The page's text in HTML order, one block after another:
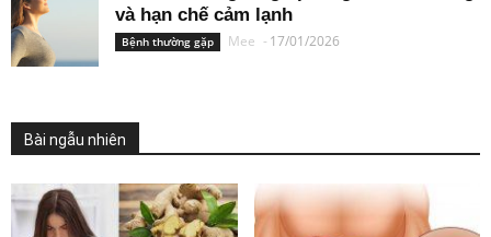
và hạn chế cảm lạnh
Bệnh thường gặp Mee - 17/01/2026
Bài ngẫu nhiên